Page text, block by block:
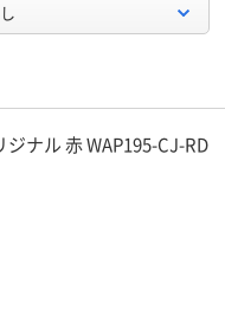
ナル 赤 WAP195-CJ-RD